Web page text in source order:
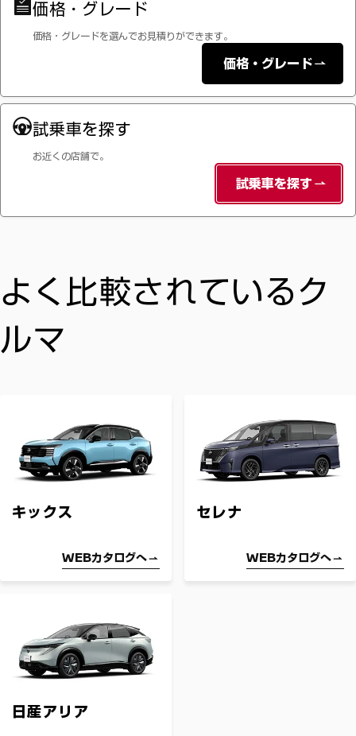
価格・グレード
価格・グレードを選んでお見積りができます。
価格・グレード
試乗車を探す
お近くの店舗で。
試乗車を探す
よく比較されているク
ルマ
キックス
WEBカタログへ
セレナ
WEBカタログへ
日産アリア